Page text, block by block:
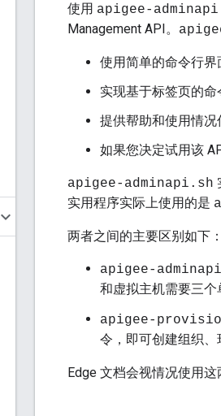
使用 apigee-
Management API。
使用简单的命令行界
实现基于标签页的命
提供帮助和使用情况
如果您决定试用该
apigee-adminapi.sh
实用程序实际上使用的是
两者之间的主要区别如下：
apigee-
和虚拟主机需要三个
apigee-
令，即可创建组织、
Edge 文档会视情况使用这